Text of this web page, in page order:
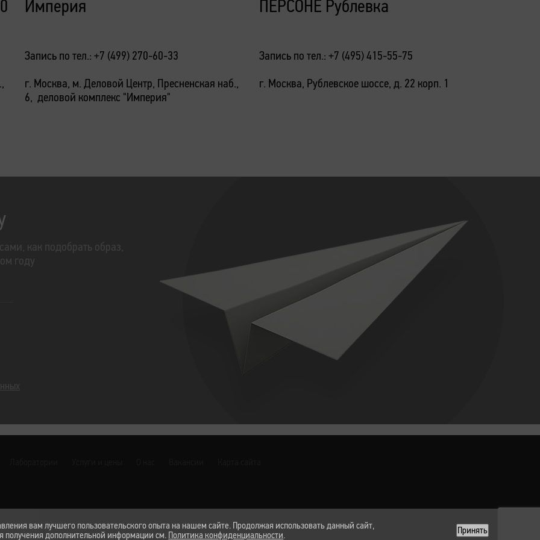
Империя
Запись по тел.: +7 (499) 270-60-33
г. Москва, м. Деловой Центр, Пресненская наб.,
6, деловой комплекс "Империя"
ПЕРСОНЕ Рублевка
Запись по тел.: +7 (495) 415-55-75
г. Москва, Рублевское шоссе, д. 22 корп. 1
как подобрать образ,
году
вам лучшего пользовательского опыта на нашем сайте. Продолжая использовать данный сайт,
дополнительной информации см. Политика конфиденциальности Принять